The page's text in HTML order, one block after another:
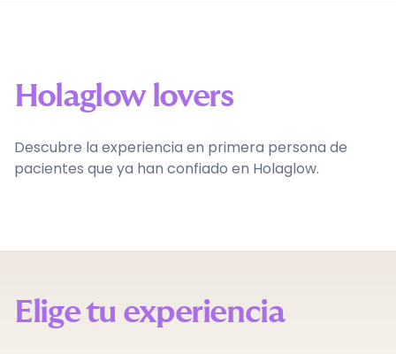
Holaglow lovers
Descubre la experiencia en primera persona de
pacientes que ya han confiado en Holaglow.
Elige tu experiencia